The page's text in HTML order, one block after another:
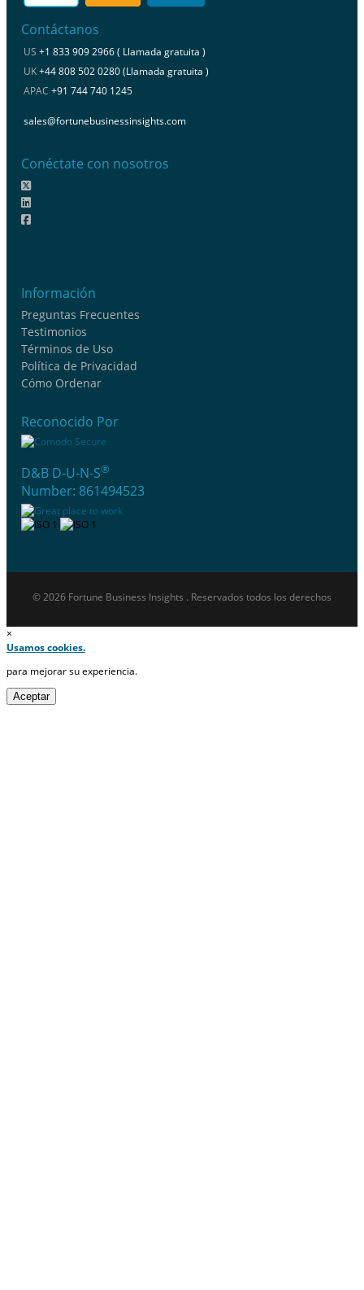
Contáctanos
US +1 833 909 2966 ( Llamada gratuita )
UK+44 808 502 0280 (Llamada gratuita )
APAC +91 744 740 1245
sales@fortunebusinessinsights.com
Conéctate con nosotros
Información
Preguntas Frecuentes
Testimonios
Términos de Uso
Política de Privacidad
Cómo Ordenar
Reconocido Por
D&B D-U-N-S®
Number: 861494523
© 2026 Fortune Business Insights . Reservados todos los derechos
×
Usamos cookies.
para mejorar su experiencia.
Aceptar